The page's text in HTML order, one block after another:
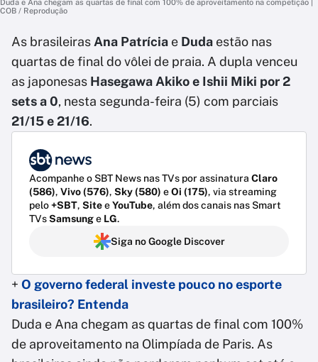
Duda e Ana chegam as quartas de final com 100% de aproveitamento na competição |
COB / Reprodução
As brasileiras Ana Patrícia e Duda estão nas
quartas de final do vôlei de praia. A dupla venceu
as japonesas Hasegawa Akiko e Ishii Miki por 2
sets a 0, nesta segunda-feira (5) com parciais
21/15 e 21/16.
Acompanhe o SBT News nas TVs por assinatura Claro
(586), Vivo (576), Sky (580) eOi (175), via streaming
pelo+SBT, SiteeYouTube, além dos canais nas Smart
TVsSamsunge LG.
Siga no Google Discover
+ O governo federal investe pouco no esporte
brasileiro? Entenda
Duda e Ana chegam as quartas de final com 100%
de aproveitamento na Olimpíada de Paris. As